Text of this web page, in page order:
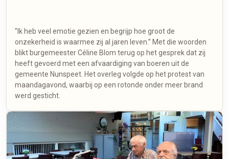
"Ik heb veel emotie gezien en begrijp hoe groot de
onzekerheid is waarmee zij al jaren leven.” Met die woorden
blikt burgemeester Céline Blom terug op het gesprek dat zij
heeft gevoerd met een afvaardiging van boeren uit de
gemeente Nunspeet. Het overleg volgde op het protest van
maandagavond, waarbij op een rotonde onder meer brand
werd gesticht.